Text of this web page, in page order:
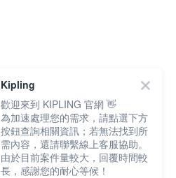
Kipling
歡迎來到 KIPLING 官網 👋
為加速處理您的需求，請點選下方
按鈕查詢相關資訊；若無法找到所
需內容，還請聯繫線上客服協助。
由於目前案件量較大，回覆時間較
長，感謝您的耐心等候！